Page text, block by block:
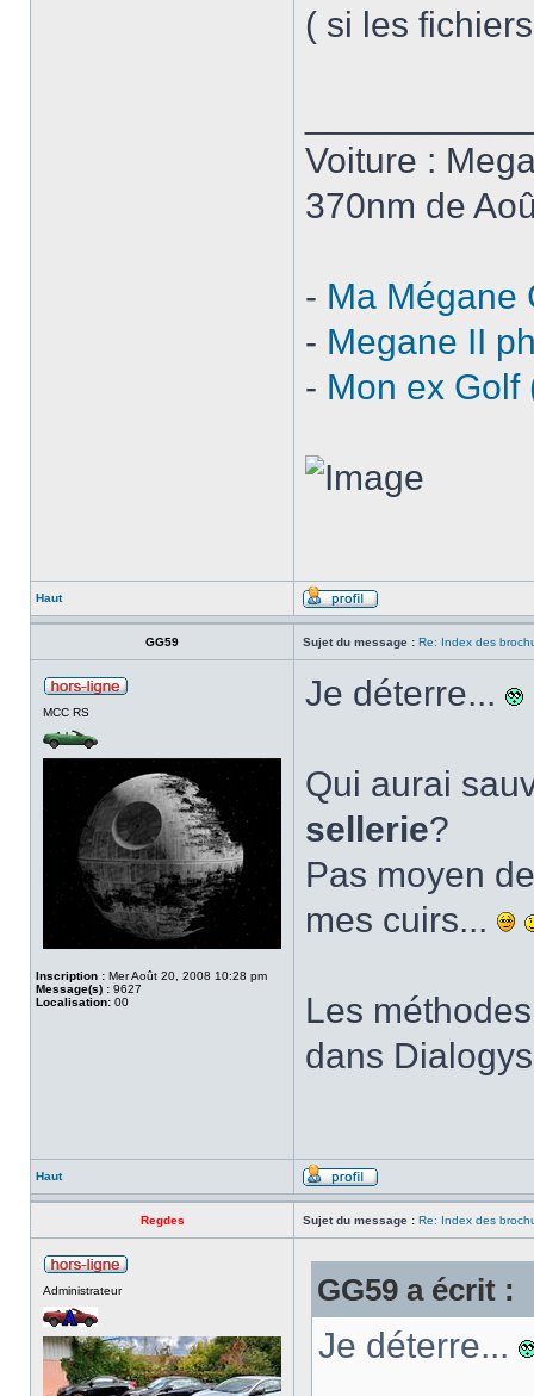
( si les
Voiture :
370nm de
- Ma Mégane
- Megane II
- Mon ex Golf
Haut
GG59 Sujet du message : Re: Index des
MCC RS
Inscription : Mer Août 20, 2008 10:28 pm
Message(s) : 9627
Localisation: 00
Je déterre...
Qui aurai
sellerie?
Pas moyen
mes cuirs...
Les
dans
Haut
Regdes Sujet du message : Re: Index des
Administrateur GG59 a écrit :
Je déterre...